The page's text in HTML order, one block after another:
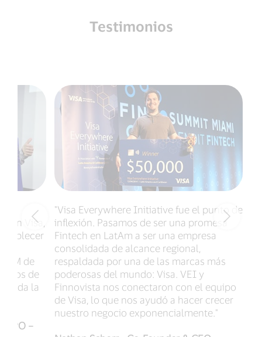
Testimonios
Visa,
de
de
toda la
CPO –
"Visa Everywhere Initiative fue el punto de
inflexión. Pasamos de ser una promesa
Fintech en LatAm a ser una empresa
consolidada de alcance regional,
respaldada por una de las marcas más
poderosas del mundo: Visa. VEI y
Finnovista nos conectaron con el equipo
de Visa, lo que nos ayudó a hacer crecer
nuestro negocio exponencialmente."